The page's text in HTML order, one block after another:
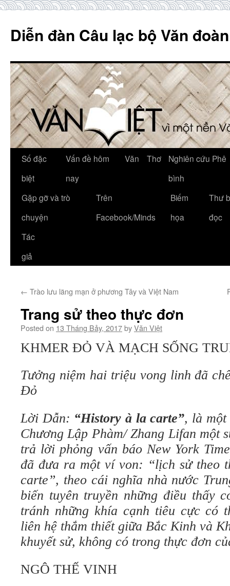
content
Diễn đàn Câu lạc bộ Văn
Số đặc
biệt
Vấn đề hôm
nay
Văn Thơ
Nghiên cứu Phê
bình
Gặp gỡ và trò
chuyện
Trên
Facebook/Minds
Biếm
họa
Thư
đọc
Tác
giả
← Trào lưu lãng mạn ở phương Tây và Việt Nam
Trang sử theo thực đơn
Posted on 13 Tháng Bảy, 2017byVăn Việt
KHMER ĐỎ VÀ MẠCH SỐNG
Tưởng niệm hai triệu vong linhđã
Đỏ
Lời Dẫn: “History à la carte”, là một
Chương Lập Phàm/ Zhang Lifan một
trả lời phỏng vấn báo New York
đã đưa ra một ví von: “lịch sử theo
carte”, theo cái nghĩa nhà nước
biến tuyên truyền những điều thấy
tránh những khía cạnh tiêu cực có
liên hệ thắm thiết giữa Bắc Kinh và
khuyết sử, không có trong thực đơn
NGÔ THẾ VINH